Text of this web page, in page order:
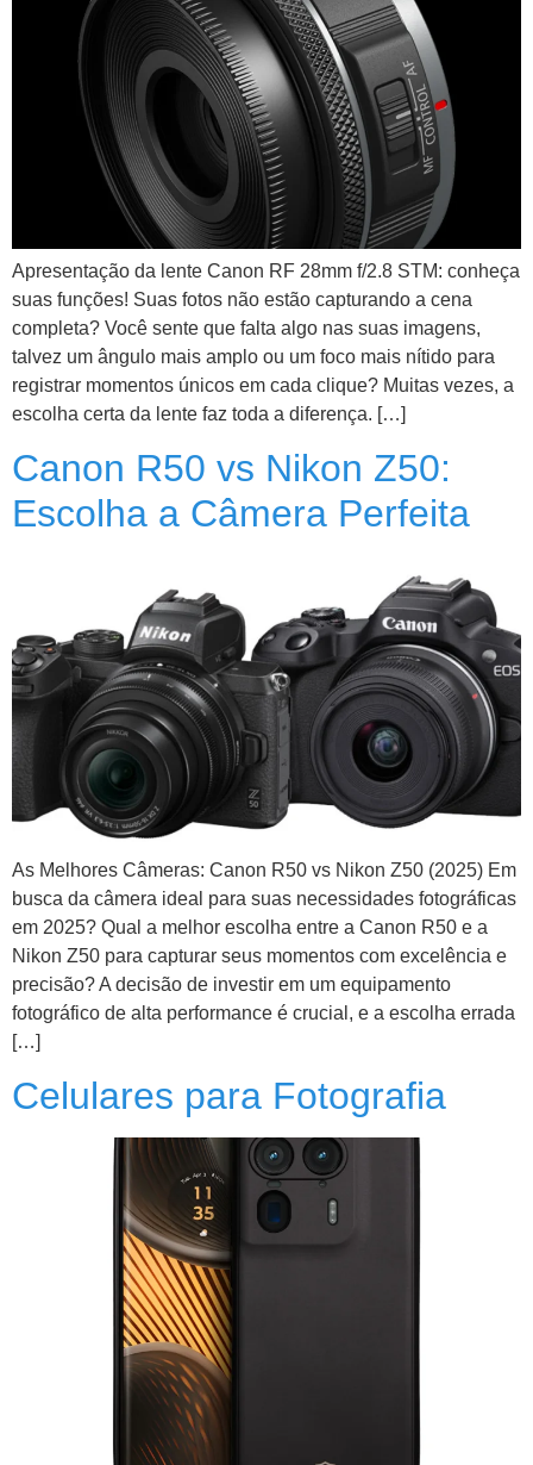
Apresentação da lente Canon RF 28mm f/2.8 STM: conheça
suas funções! Suas fotos não estão capturando a cena
completa? Você sente que falta algo nas suas imagens,
talvez um ângulo mais amplo ou um foco mais nítido para
registrar momentos únicos em cada clique? Muitas vezes, a
escolha certa da lente faz toda a diferença. […]
Canon R50 vs Nikon Z50:
Escolha a Câmera Perfeita
As Melhores Câmeras: Canon R50 vs Nikon Z50 (2025) Em
busca da câmera ideal para suas necessidades fotográficas
em 2025? Qual a melhor escolha entre a Canon R50 e a
Nikon Z50 para capturar seus momentos com excelência e
precisão? A decisão de investir em um equipamento
fotográfico de alta performance é crucial, e a escolha errada
[…]
Celulares para Fotografia